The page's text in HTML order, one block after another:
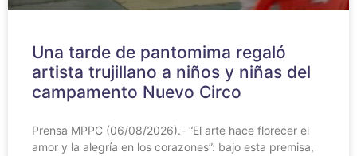
Una tarde de pantomima regaló
artista trujillano a niños y niñas del
campamento Nuevo Circo
Prensa MPPC (06/08/2026).- “El arte hace florecer el
amor y la alegría en los corazones”: bajo esta premisa,